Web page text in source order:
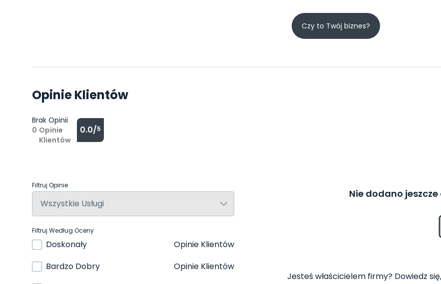
Czy to Twój biznes?
Opinie Klientów
Brak Opinii
0 Opinie
Klientów
0.0/5
Filtruj Opinie
Filtruj Według Oceny
Doskonały
Opinie Klientów
Bardzo Dobry
Opinie Klientów
Nie dodano
Jesteś właścicielem firmy? Dowiedz